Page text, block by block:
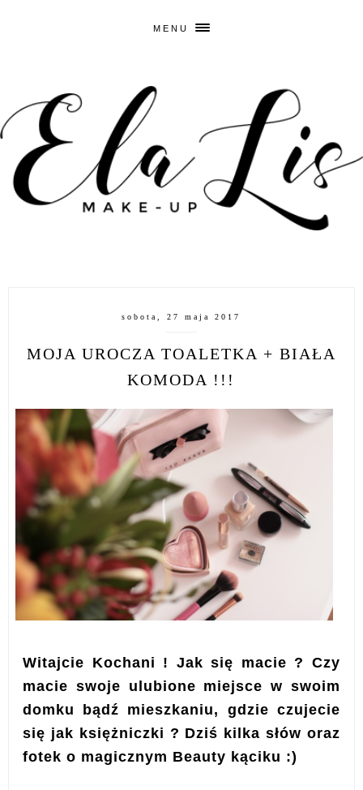
MENU
sobota, 27 maja 2017
MOJA UROCZA TOALETKA + BIAŁA
KOMODA !!!
Witajcie Kochani ! Jak się macie ? Czy
macie swoje ulubione miejsce w swoim
domku bądź mieszkaniu, gdzie czujecie
się jak księżniczki ? Dziś kilka słów oraz
fotek o magicznym Beauty kąciku :)